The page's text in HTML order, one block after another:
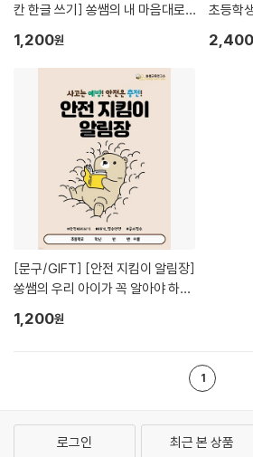
칸 한글 쓰기] 쏭쌤의 내 마음대로
1,200원
초등학
2,400
[문구/GIFT]
쏭쌤의 우리 아이가 꼭 알아야 하는
연구소
1,200원
1
로그인 최근 본 상품